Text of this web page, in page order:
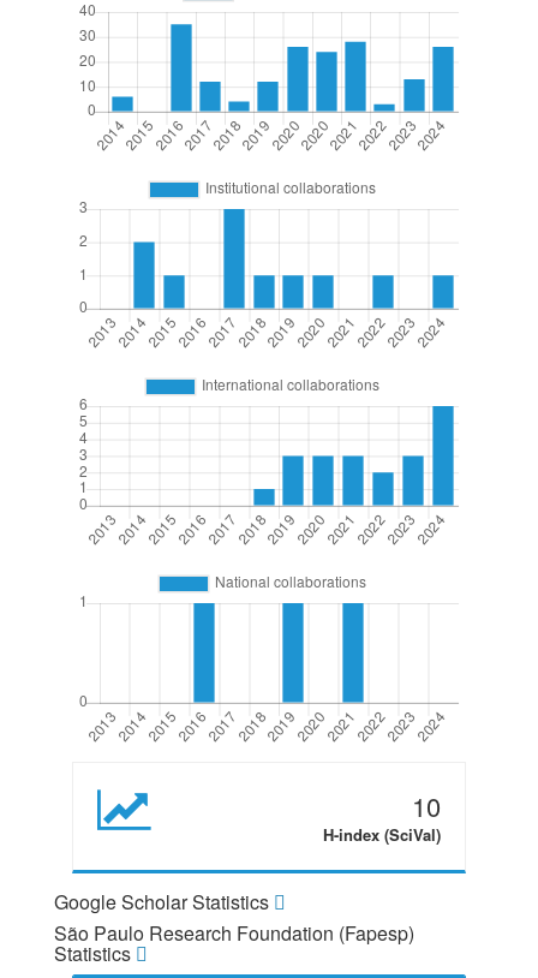
10
H-index (SciVal)
Google Scholar Statistics
São Paulo Research Foundation (Fapesp)
Statistics